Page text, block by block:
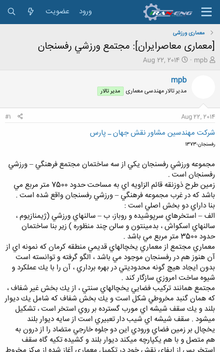
ورود عضویت
معماری ورزشی
[معماری معاصرایران]: مجتمع ورزشي رفسنجان
ش
ه
م
و
و
ع
mpb
ت
ر
ی
خ
ع
Aug 22, 2014
mpb
مدیر تالار مهندسی معماری مدیر تالار
Aug 22, 2014
#1
شركت مهندسين مشاور نقش جهان ـ پارس
رفسنجان-1373
مجموعه ورزشي رفسنجان يكي از سه ساختمان مجتمع فرهنگي – ورزشي
رفسنجان است .
زمين طرح ذوزنقه قائم الزاويه اي به مساحت حدود 7500 متر مربع مي
باشد كه در غرب مجموعه فرهنگي – ورزشي رفسنجان واقع شده است .
بنا داراي دو بخش اصلي است :
الف – استخرهاي سرپوشيده و روباز، ب – سالنهاي ورزشي (ژيمنازيوم ،
سالنهاي اسكواش ، بدمينتون و سالن چند منظوره ) زير بنا ساختمان
حدود 3500 متر مربع مي باشد .
معماري مجتمع از معماري يخچالهاي قديمي منطقه كرمان كه نمونه اي از
آن هنوز هم در رفسنجان موجود مي باشد ، الگو گرفته و توانسته است
بدون ايجاد هيچ گونه محدوديتي در بهره برداري ، آن را با يك عملكرد و
شيوه ساخت امروزي سازگار كند .
مجتمع همانند تركيب فضايي يخچالهاي سنتي ، از يك بخش غير شفاف ،
كه همان گنبد مخروطي شكل است و يك بخش شفاف كه شامل يك ديوار
بلند و يك سقف شيشه اي مورب گسترده بر روي استخر است ، تشكيل
ميشود . سقف شيشه اي شيب دار تعبيري است از سايه ديوار بلند
يخچال بر زمين فضاي ورودي اين دو جلوه خارجي متضاد را از درون به
هم متصل و با هم يكپارچه ميكند ديوار بلند و كشيده تكيه گاه سقف